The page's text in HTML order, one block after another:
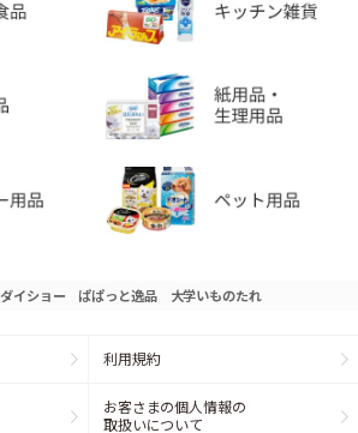
ダイショー ぱぱっと逸品 大学いものたれ
利用規約
お客さまの個人情報の
取扱いについて